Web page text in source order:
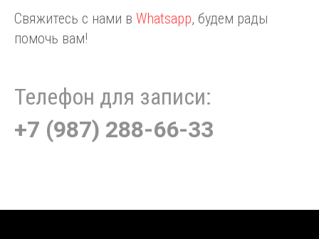
Свяжитесь с нами в Whatsapp, будем рады
помочь вам!
Телефон для записи:
+7 (987) 288-66-33